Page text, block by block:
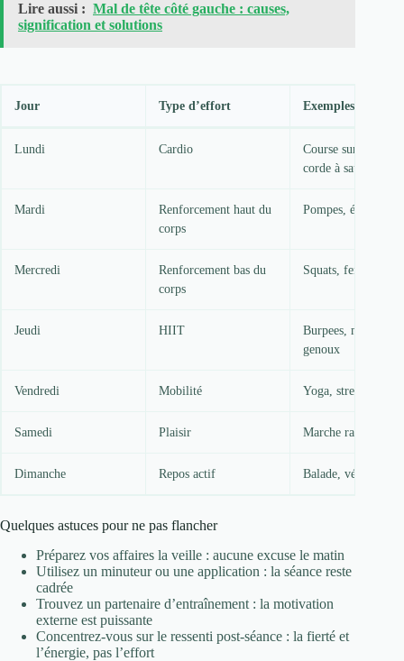
Lire aussi : Mal de tête côté gauche : causes,
signification et solutions
Jour Type d’effort Exemples
Lundi Cardio
Course sur place,
corde à sauter
Mardi
Renforcement haut du
corps
Pompes, élastiques
Mercredi
Renforcement bas du
corps
Squats, fentes
Jeudi HIIT
Burpees, montées
genoux
Vendredi Mobilité Yoga, stretching
Samedi Plaisir Marche rapide,
Dimanche Repos actif Balade, vélo
Quelques astuces pour ne pas flancher
Préparez vos affaires la veille : aucune excuse le matin
Utilisez un minuteur ou une application : la séance reste
cadrée
Trouvez un partenaire d’entraînement : la motivation
externe est puissante
Concentrez-vous sur le ressenti post-séance : la fierté et
l’énergie, pas l’effort